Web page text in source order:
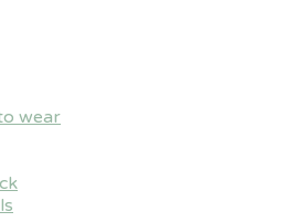
wear